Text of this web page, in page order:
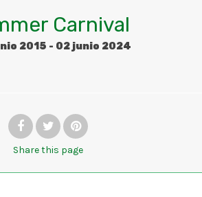
Carnival
2015 - 02 junio 2024
Sharethis page